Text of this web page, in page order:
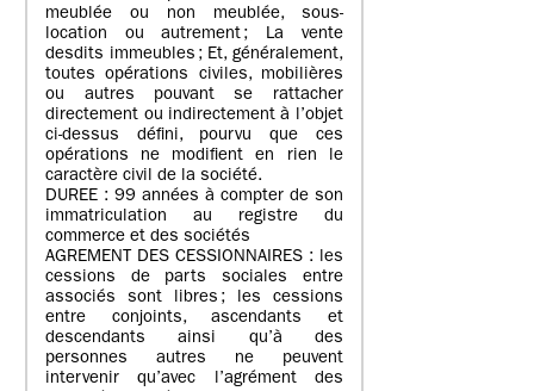
meublée ou non meublée, sous-
location ou autrement ; La vente
desdits immeubles ; Et, généralement,
toutes opérations civiles, mobilières
ou autres pouvant se rattacher
directement ou indirectement à l’objet
ci-dessus défini, pourvu que ces
opérations ne modifient en rien le
caractère civil de la société.
DUREE : 99 années à compter de son
immatriculation au registre du
commerce et des sociétés
AGREMENT DES CESSIONNAIRES : les
cessions de parts sociales entre
associés sont libres ; les cessions
entre conjoints, ascendants et
descendants ainsi qu’à des
personnes autres ne peuvent
intervenir qu’avec l’agrément des